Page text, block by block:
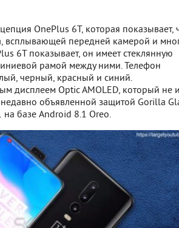
OnePlus 6T, которая показывает,
всплывающей передней камерой и
6T показывает, он имеет стеклянную
рамой между ними. Телефон
черный, красный и синий.
дисплеем Optic AMOLED, который не
объявленной защитой Gorilla
на базе Android 8.1 Oreo.